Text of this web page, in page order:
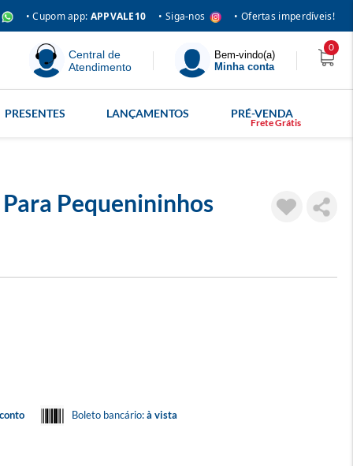
• Cupom app: APPVALE10 • Siga-nos • Ofertas imperdíveis!
Central de
Atendimento
Bem-vindo(a)
Minha conta
0
PRESENTES LANÇAMENTOS PRÉ-VENDA
Pequenininhos
Boleto bancário:à vista